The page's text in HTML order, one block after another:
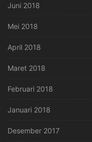
Juni 2018
Mei 2018
April 2018
Maret 2018
Februari 2018
Januari 2018
Desember 2017